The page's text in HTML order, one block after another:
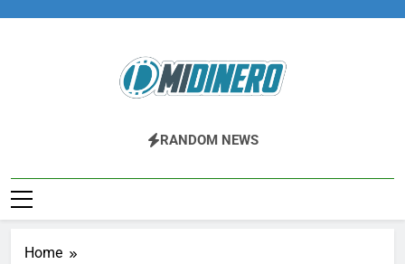
Midinero.co
Fintech, Criptomonedas
RANDOM NEWS
Home